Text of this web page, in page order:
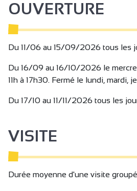
cardage de la laine.
parc).
OUVERTURE
Du 11/06 au 15/09/2026 tous les
Du 16/09 au 16/10/2026 le
11h à 17h30. Fermé le lundi, mardi,
Du 17/10 au 11/11/2026 tous les
VISITE
Durée moyenne d'une visite